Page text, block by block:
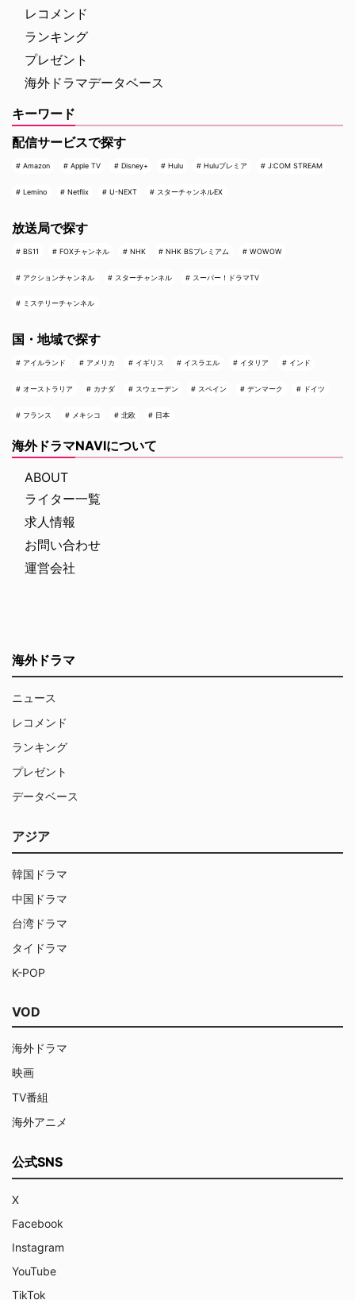
レコメンド
ランキング
プレゼント
海外ドラマデータベース
キーワード
配信サービスで探す
Amazon Apple TV Disney+ Hulu Huluプレミア J:COM STREAM
Lemino Netflix U-NEXT スターチャンネルEX
放送局で探す
BS11 FOXチャンネル NHK NHK BSプレミアム WOWOW
アクションチャンネル スターチャンネル スーパー！ドラマTV
ミステリーチャンネル
国・地域で探す
アイルランド アメリカ イギリス イスラエル イタリア インド
オーストラリア カナダ スウェーデン スペイン デンマーク ドイツ
フランス メキシコ 北欧 日本
海外ドラマNAVIについて
ABOUT
ライター一覧
求人情報
お問い合わせ
運営会社
海外ドラマ
ニュース
レコメンド
ランキング
プレゼント
データベース
アジア
韓国ドラマ
中国ドラマ
台湾ドラマ
タイドラマ
K-POP
VOD
海外ドラマ
映画
TV番組
海外アニメ
公式SNS
X
Facebook
Instagram
YouTube
TikTok